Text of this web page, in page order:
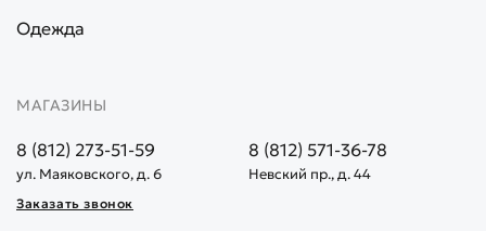
Одежда
МАГАЗИНЫ
8 (812) 273-51-59
ул. Маяковского, д. 6
8 (812) 571-36-78
Невский пр., д. 44
Заказать звонок